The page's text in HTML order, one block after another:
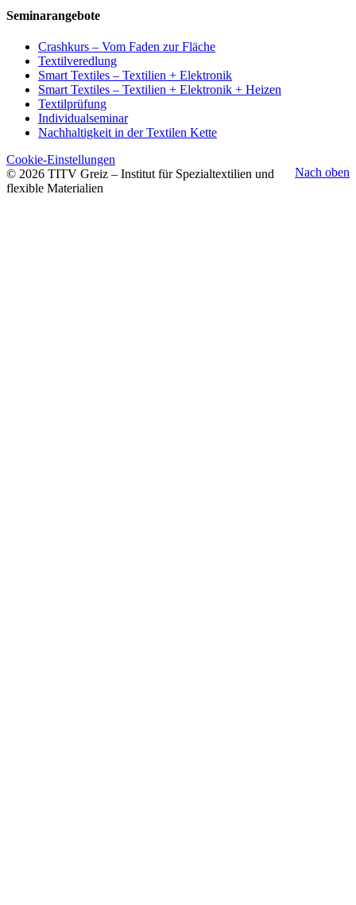
Seminarangebote
Crashkurs – Vom Faden zur Fläche
Textilveredlung
Smart Textiles – Textilien + Elektronik
Smart Textiles – Textilien + Elektronik + Heizen
Textilprüfung
Individualseminar
Nachhaltigkeit in der Textilen Kette
Nach oben
Cookie-Einstellungen
© 2026 TITV Greiz – Institut für Spezialtextilien und
flexible Materialien